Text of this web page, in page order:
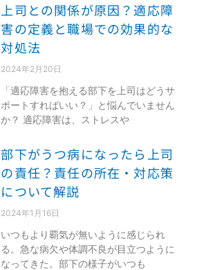
上司との関係が原因？適応障
害の定義と職場での効果的な
対処法
2024年2月20日
「適応障害を抱える部下を上司はどうサ
ポートすればいい？」と悩んでいません
か？ 適応障害は、ストレスや
部下がうつ病になったら上司
の責任？責任の所在・対応策
について解説
2024年1月16日
いつもより覇気が無いように感じられ
る。急な病欠や体調不良が目立つように
なってきた。部下の様子がいつも